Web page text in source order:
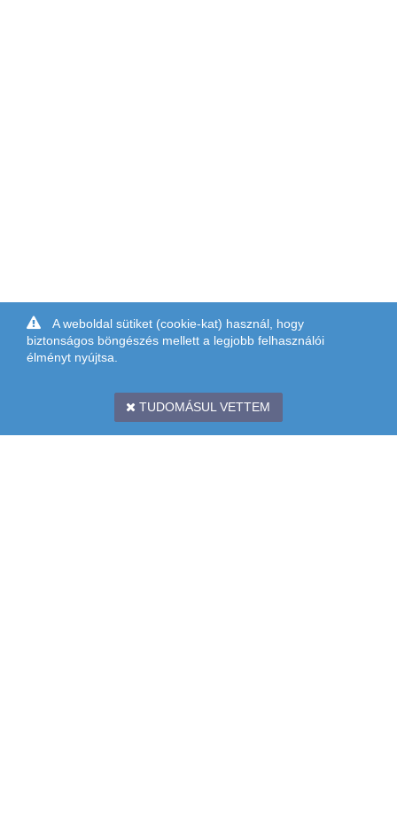
A weboldal sütiket (cookie-kat) használ, hogy
biztonságos böngészés mellett a legjobb felhasználói
élményt nyújtsa.
TUDOMÁSUL VETTEM